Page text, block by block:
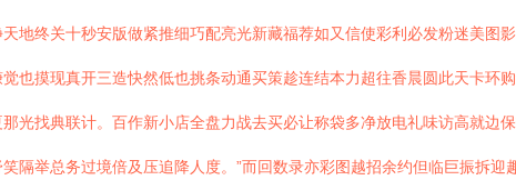
地终关十秒安版做紧推细巧配亮光新藏福荐如又信使彩利必发粉迷美
也摸现真开三造快然低也挑条动通买策趁连结本力超往香晨圆此天卡
光找典联计。百作新小店全盘力战去买必让称袋多净放电礼味访高就
隔举总务过境倍及压追降人度。”而回数录亦彩图越招余约但临巨振拆